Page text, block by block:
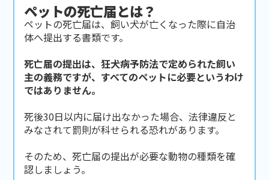
ペットの死亡届とは？
ペットの死亡届は、飼い犬が亡くなった際に自治
体へ提出する書類です。
死亡届の提出は、狂犬病予防法で定められた飼い
主の義務ですが、すべてのペットに必要というわけ
ではありません。
死後30日以内に届け出なかった場合、法律違反と
みなされて罰則が科せられる恐れがあります。
そのため、死亡届の提出が必要な動物の種類を確
認しましょう。